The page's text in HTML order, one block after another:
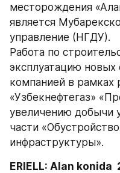
месторождения
является
управление (НГДУ).
Работа по
эксплуатацию новых
компанией в рамках
«Узбекнефтегаз»
увеличению добычи
части
инфраструктуры».
ERIELL: Alan